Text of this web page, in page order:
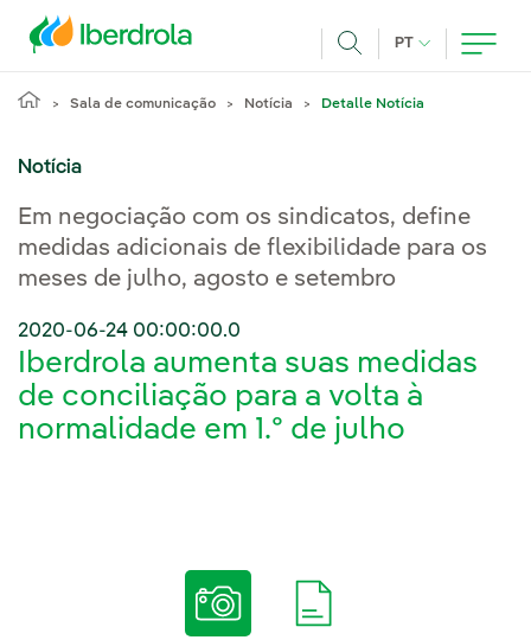
PT IDIOMA ATUAL,
Sala de comunicação Notícia Detalle Notícia
Notícia
Em negociação com os sindicatos, define
medidas adicionais de flexibilidade para os
meses de julho, agosto e setembro
2020-06-24 00:00:00.0
Iberdrola aumenta suas medidas
de conciliação para a volta à
normalidade em 1.º de julho